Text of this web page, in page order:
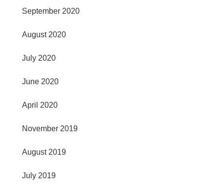
September 2020
August 2020
July 2020
June 2020
April 2020
November 2019
August 2019
July 2019